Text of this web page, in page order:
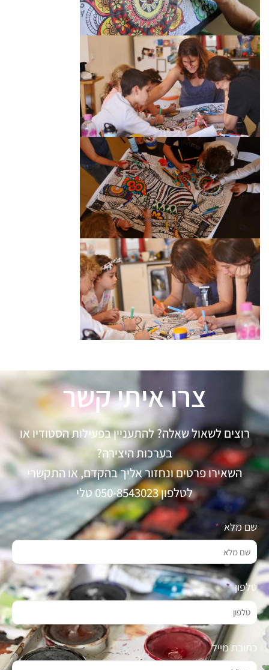
צרו איתי קשר
רוצים לשאול שאלה? להתעניין בפעילות הסטודיו או
בערכות היצירה?
השאירו פרטים ונחזור אליך בהקדם, או התקשרי
לטלפון 050-8543023 טלי
שם מלא
טלפון
כתובת מייל